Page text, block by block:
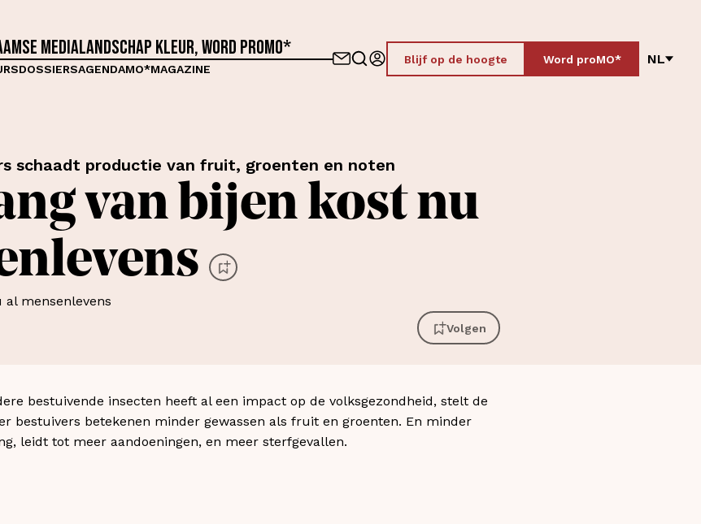
medialandschap kleur, word proMO*
DOSSIERSAGENDAMO*MAGAZINE
Blijf op de hoogte Word proMO* NL
schaadt productie van fruit, groenten en noten
van bijen kost nu
Volgen
bestuivende insecten heeft al een impact op de volksgezondheid, stelt de
bestuivers betekenen minder gewassen als fruit en groenten. En minder
leidt tot meer aandoeningen, en meer sterfgevallen.